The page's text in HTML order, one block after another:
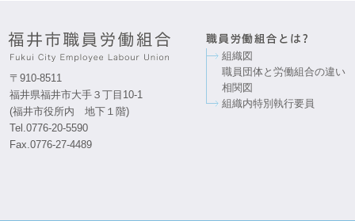
〒910-8511
福井県福井市大手３丁目10-1
(福井市役所内 地下１階)
Tel.0776-20-5590
Fax.0776-27-4489
組織図
職員団体と労働組合の違い
相関図
組織内特別執行要員